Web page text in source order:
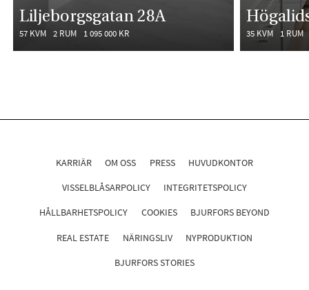
Liljeborgsgatan 28A
57 KVM 2 RUM 1 095 000 KR 35 KVM 1 RUM
KARRIÄR OM OSS PRESS HUVUDKONTOR
VISSELBLÅSARPOLICY INTEGRITETSPOLICY
HÅLLBARHETSPOLICY COOKIES BJURFORS BEYOND
REAL ESTATE NÄRINGSLIV NYPRODUKTION
BJURFORS STORIES